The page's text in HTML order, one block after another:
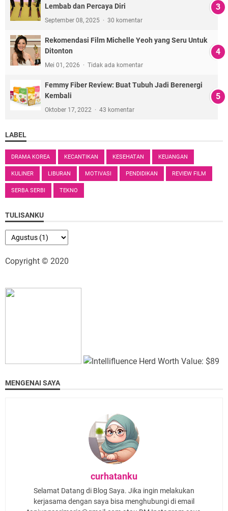
Lembab dan Percaya Diri
September 08, 2025 30 komentar
Rekomendasi Film Michelle Yeoh yang Seru Untuk
Ditonton
Mei 01, 2026 Tidak ada komentar
Femmy Fiber Review: Buat Tubuh Jadi Berenergi
Kembali
Oktober 17, 2022 43 komentar
LABEL
DRAMA KOREA KECANTIKAN KESEHATAN KEUANGAN
KULINER LIBURAN MOTIVASI PENDIDIKAN REVIEW FILM
SERBA SERBI TEKNO
TULISANKU
Copyright © 2020
MENGENAI SAYA
curhatanku
Selamat Datang di Blog Saya. Jika ingin melakukan
kerjasama dengan saya bisa menghubungi di email